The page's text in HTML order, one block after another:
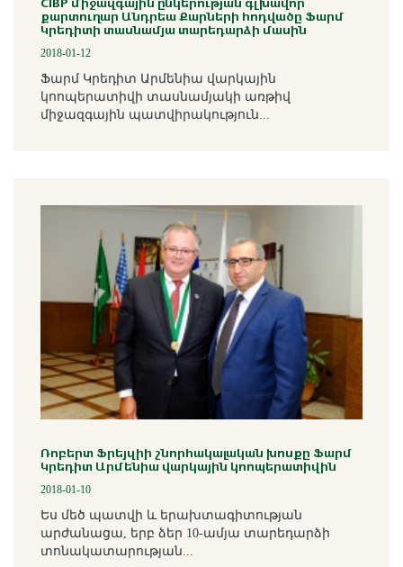
CIBP միջազգային ընկերության գլխավոր
քարտուղար Անդրեա Քարների հոդվածը Ֆարմ
Կրեդիտի տասնամյա տարեդարձի մասին
2018-01-12
Ֆարմ Կրեդիտ Արմենիա վարկային
կոոպերատիվի տասնամյակի առթիվ
միջազգային պատվիրակություն...
Ռոբերտ Ֆրեյզիի շնորհակալական խոսքը Ֆարմ
Կրեդիտ Արմենիա վարկային կոոպերատիվին
2018-01-10
Ես մեծ պատվի և երախտագիտության
արժանացա, երբ ձեր 10-ամյա տարեդարձի
տոնակատարության...